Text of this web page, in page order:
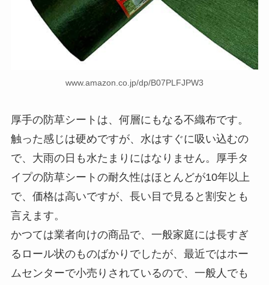
www.amazon.co.jp/dp/B07PLFJPW3
厚手の防草シートは、何層にもなる不織布です。
触った感じは硬めですが、水はすぐに吸い込むの
で、大雨の日も水たまりにはなりません。厚手タ
イプの防草シートの耐久性はほとんどが10年以上
で、価格は高いですが、長い目で見ると割安とも
言えます。
かつては業者向けの商品で、一般家庭には長すぎ
るロール状のものばかりでしたが、最近ではホー
ムセンターで小売りされているので、一般人でも